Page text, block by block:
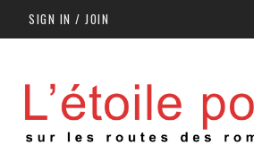
SIGN IN / JOIN